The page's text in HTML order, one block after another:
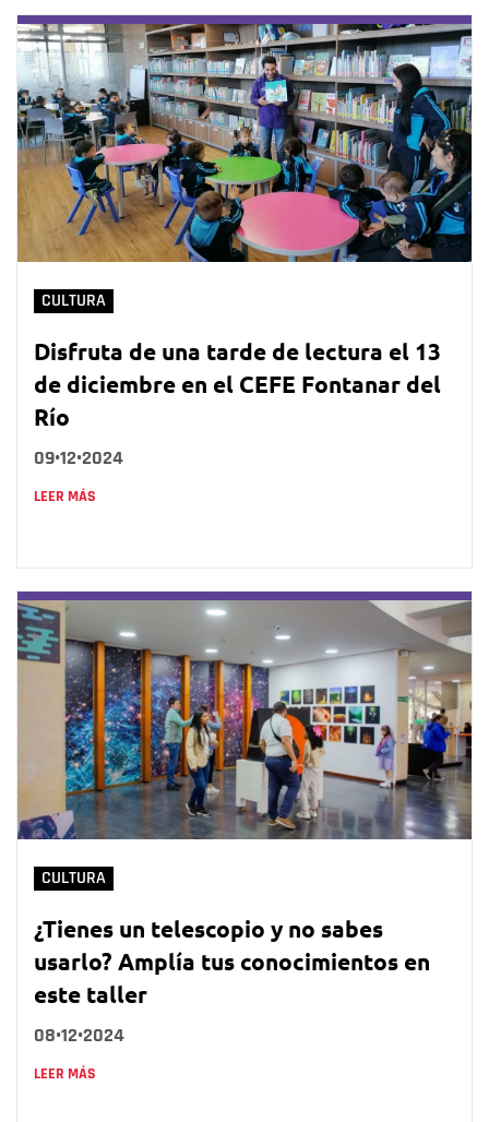
CULTURA
Disfruta de una tarde de lectura el 13
de diciembre en el CEFE Fontanar del
Río
09•12•2024
LEER MÁS
CULTURA
¿Tienes un telescopio y no sabes
usarlo? Amplía tus conocimientos en
este taller
08•12•2024
LEER MÁS